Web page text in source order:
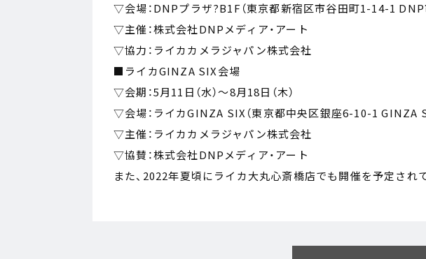
▽会場：DNPプラザ?B1F（東京都新宿区市谷田町1-14-1 DNP
▽主催：株式会社DNPメディア・アート
▽協力：ライカカメラジャパン株式会社
■ライカGINZA SIX会場
▽会期：5月11日（水）～8月18日（木）
▽会場：ライカGINZA SIX（東京都中央区銀座6-10-1 GINZA
▽主催：ライカカメラジャパン株式会社
▽協賛：株式会社DNPメディア・アート
また、2022年夏頃にライカ大丸心斎橋店でも開催を予定され